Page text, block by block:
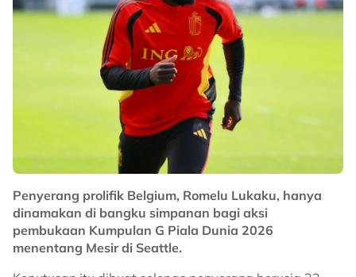
Penyerang prolifik Belgium, Romelu Lukaku, hanya
dinamakan di bangku simpanan bagi aksi
pembukaan Kumpulan G Piala Dunia 2026
menentang Mesir di Seattle.